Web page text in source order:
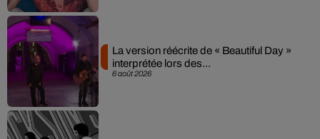
6 août 2026
La version réécrite de « Beautiful Day »
interprétée lors des...